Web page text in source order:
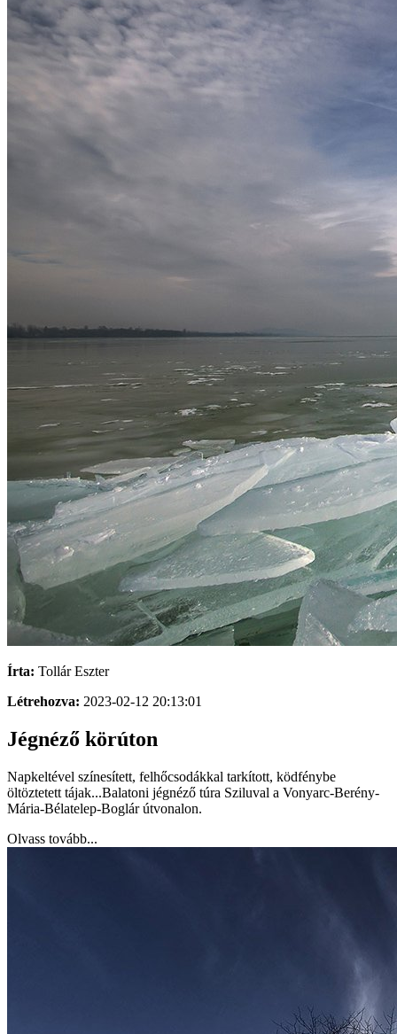
Írta: Tollár Eszter
Létrehozva: 2023-02-12 20:13:01
Jégnéző körúton
Napkeltével színesített, felhőcsodákkal tarkított, ködfénybe
öltöztetett tájak...Balatoni jégnéző túra Sziluval a Vonyarc-Berény-
Mária-Bélatelep-Boglár útvonalon.
Olvass tovább...